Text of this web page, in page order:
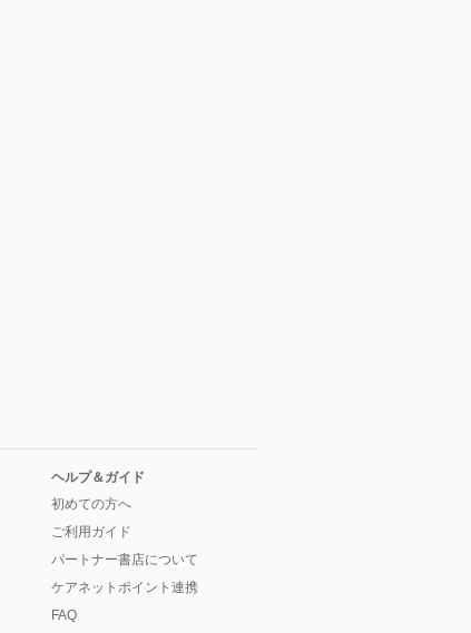
ヘルプ＆ガイド
初めての方へ
ご利用ガイド
パートナー書店について
ケアネットポイント連携
FAQ